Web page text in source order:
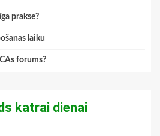
prakse?
laiku
forums?
katrai dienai